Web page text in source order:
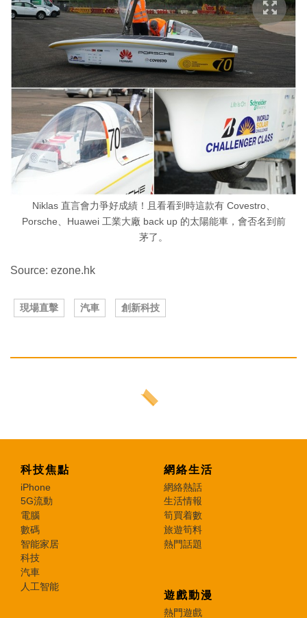
Niklas 直言會力爭好成績！且看看到時這款有 Covestro、
Porsche、Huawei 工業大廠 back up 的太陽能車，會否名到前
茅了。
Source: ezone.hk
現場直擊 汽車 創新科技
科技焦點
iPhone
5G流動
電腦
數碼
智能家居
科技
汽車
人工智能
網絡生活
網絡熱話
生活情報
筍買着數
旅遊筍料
熱門話題
遊戲動漫
熱門遊戲